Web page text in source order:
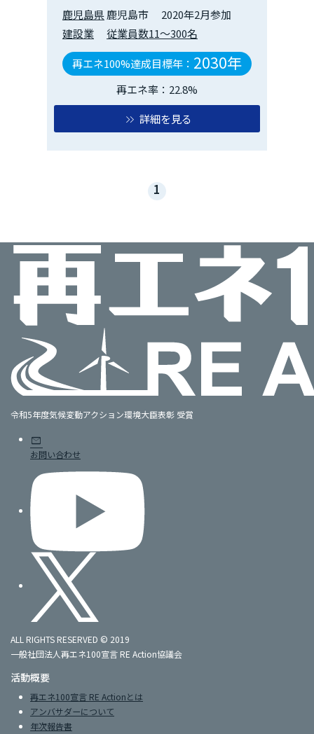
鹿児島県鹿児島市
2020年2月参加
建設業
従業員数11～300名
再エネ100%達成目標年： 2030年
再エネ率：22.8%
詳細を見る
1
令和5年度気候変動アクション環境大臣表彰 受賞
mail
お問い合わせ
ALL RIGHTS RESERVED © 2019
一般社団法人再エネ100宣言 RE Action協議会
活動概要
再エネ100宣言 RE Actionとは
アンバサダーについて
年次報告書